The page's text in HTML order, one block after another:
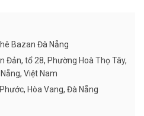
Bazan Đà Nẵng
tổ 28, Phường Hoà Thọ Tây,
Việt Nam
Hòa Vang, Đà Nẵng